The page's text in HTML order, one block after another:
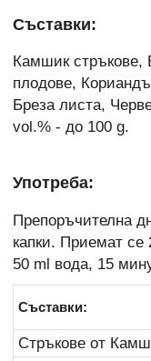
Съставки:
Камшик стръкове,
плодове,
Бреза листа,
vol.% - до 100 g.
Употреба:
Препоръчителна
капки. Приемат се
50 ml вода, 15
Съставки:
Стръкове от